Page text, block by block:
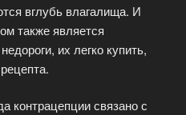
вглубь влагалища. И
также является
их легко купить,
контрацепции связано с